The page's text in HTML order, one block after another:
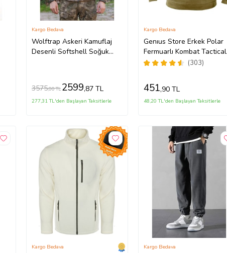
Wolftrap Askeri Kamuflaj
Desenli Softshell Soğuk
Kargo Bedava
3575,00 TL 2599,87 TL
277,31 TL'den Başlayan Taksitlerle
Genıus Store Erkek Polar
Fermuarlı Kombat Tactical
Cepli Outdoor Polar (Bej)
(303)
Kargo Bedava
451,90 TL
48,20 TL'den Başlayan Taksitlerle
Kargo Bedava Kargo Bedava